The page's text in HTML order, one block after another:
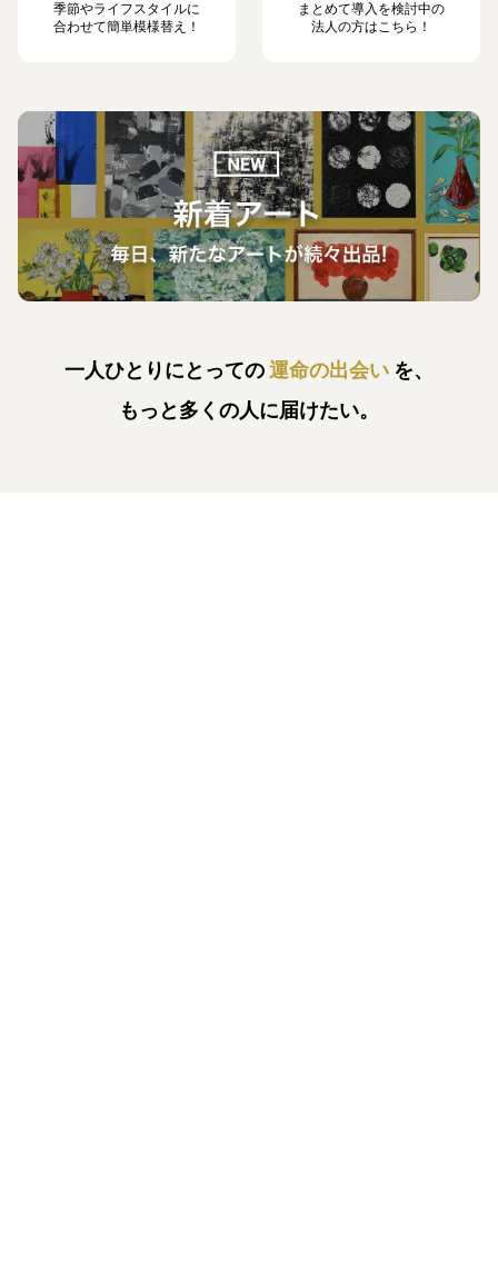
季節やライフスタイルに
合わせて簡単模様替え！
まとめて導入を検討中の
法人の方はこちら！
一人ひとりにとっての運命の出会い を、
もっと多くの人に届けたい。